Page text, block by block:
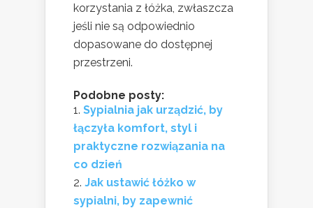
korzystania z łóżka, zwłaszcza
jeśli nie są odpowiednio
dopasowane do dostępnej
przestrzeni.
Podobne posty:
Sypialnia jak urządzić, by
łączyła komfort, styl i
praktyczne rozwiązania na
co dzień
Jak ustawić łóżko w
sypialni, by zapewnić